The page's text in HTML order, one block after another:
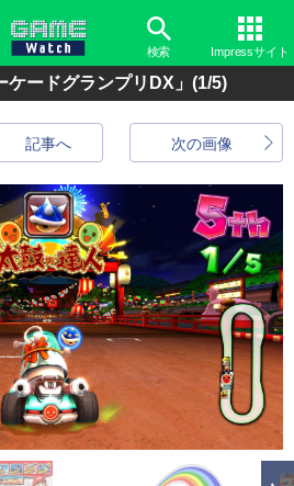
検索 Impressサイト
ードグランプリDX」 (1/5)
次の画像
記事へ